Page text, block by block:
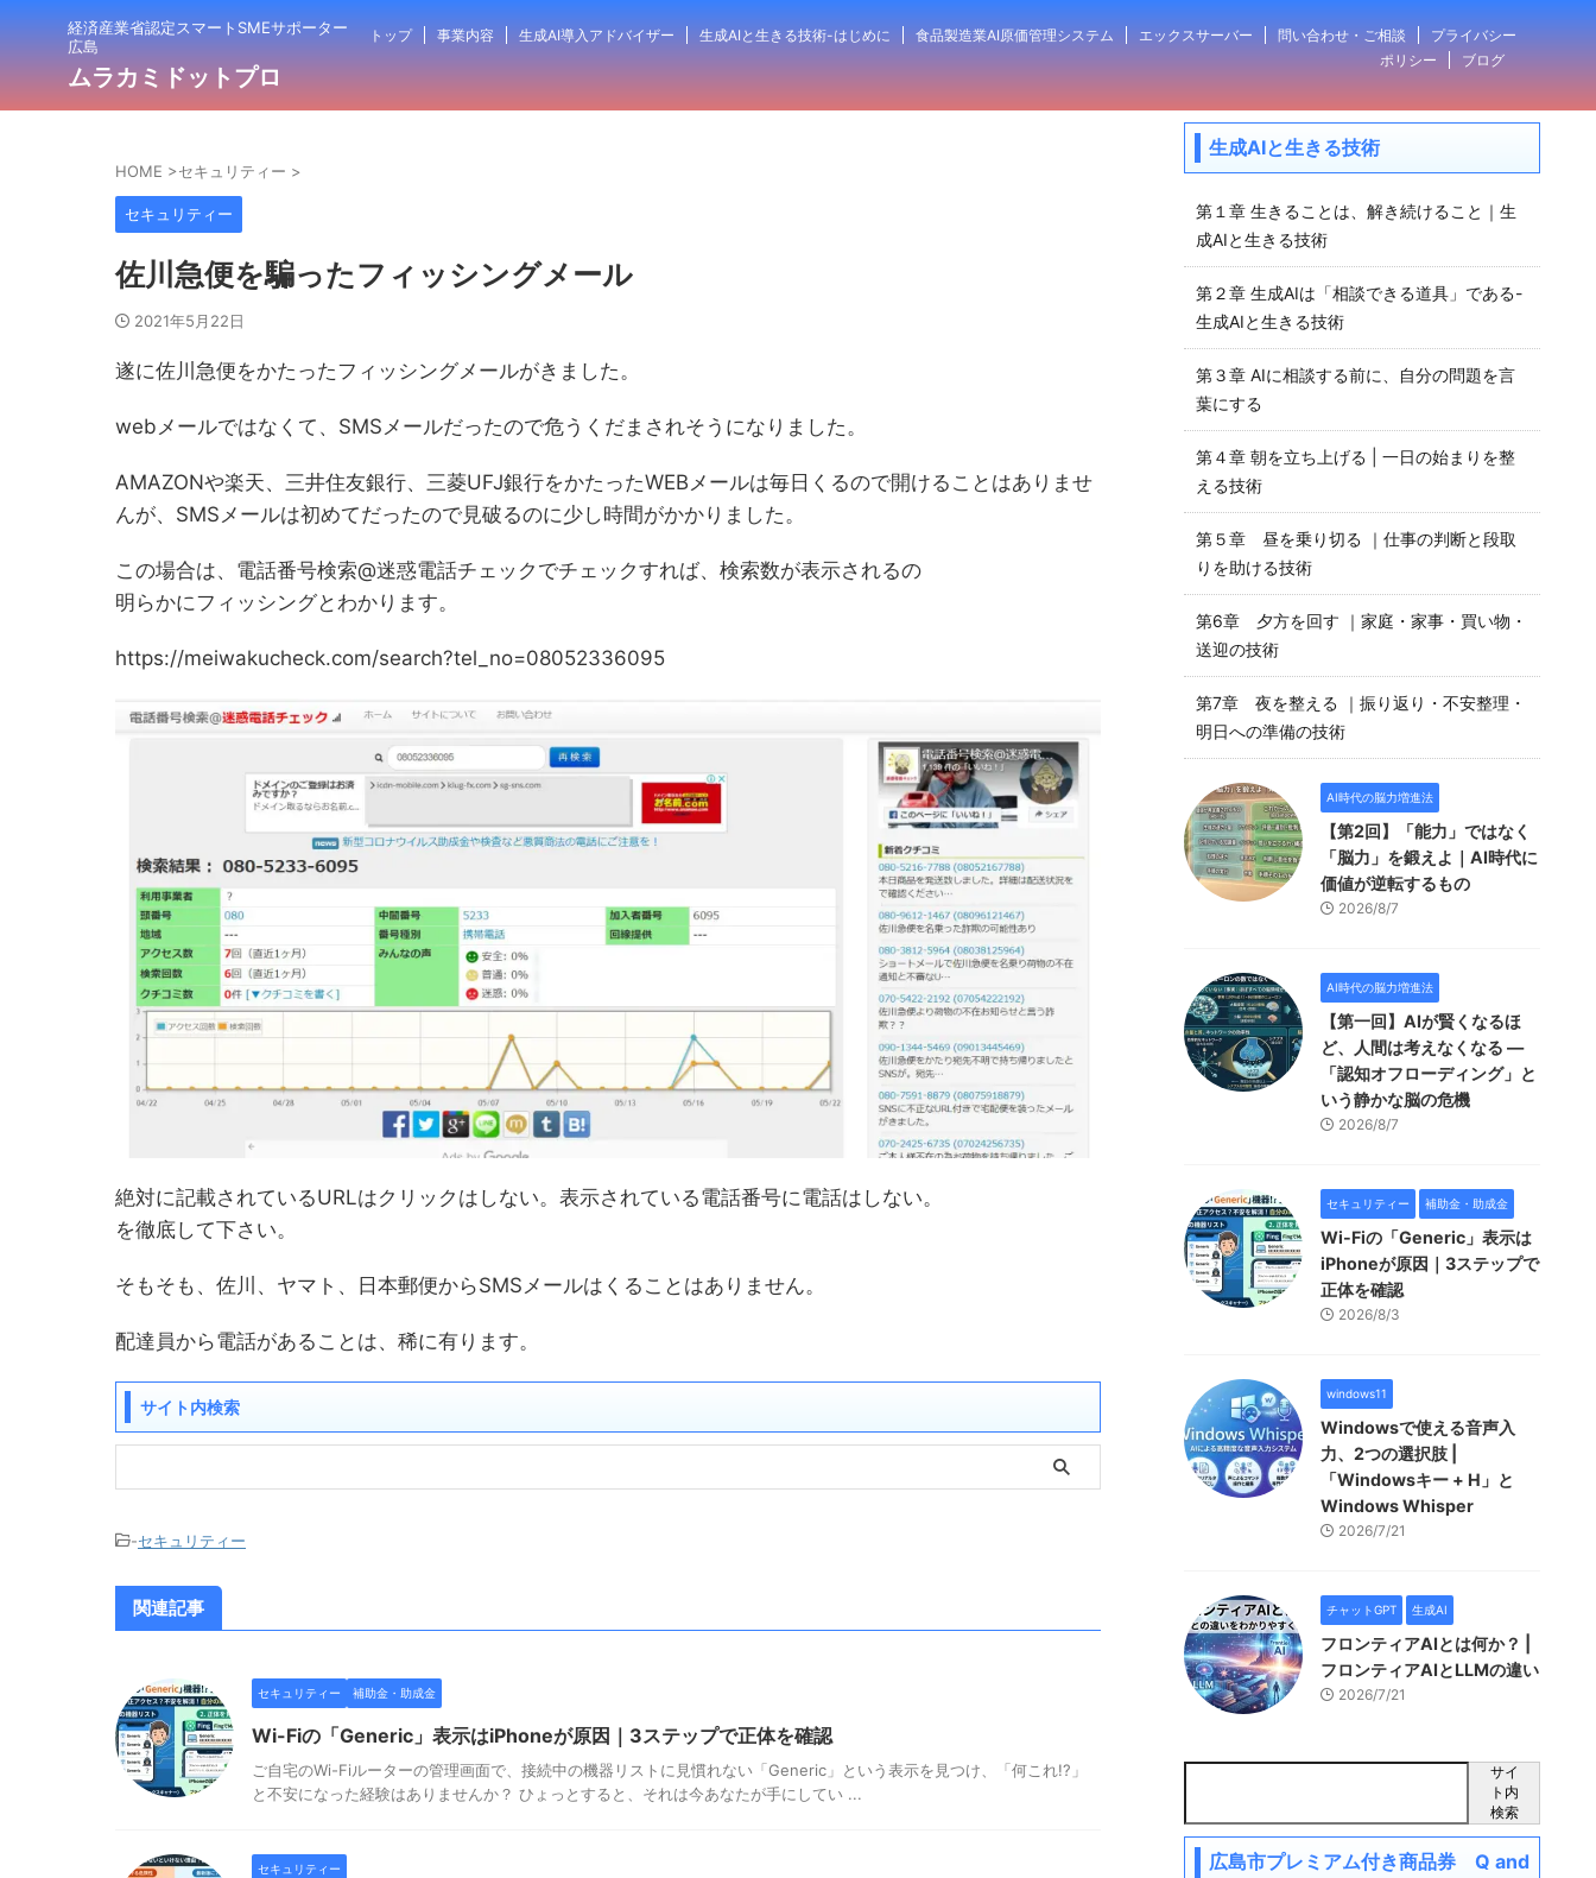
経済産業省認定スマートSMEサポーター
広島
ムラカミドットプロ
トップ 事業内容 生成AI導入アドバイザー 生成AIと生きる技術-はじめに 食品製造業AI原価管理システム エックスサーバー 問い合わせ・ご相談
プライバシー
ポリシー
ブログ
HOME >セキュリティー >
セキュリティー
佐川急便を騙ったフィッシングメール
2021年5月22日
遂に佐川急便をかたったフィッシングメールがきました。
webメールではなくて、SMSメールだったので危うくだまされそうになりました。
AMAZONや楽天、三井住友銀行、三菱UFJ銀行をかたったWEBメールは毎日くるので開けることはありませ
んが、SMSメールは初めてだったので見破るのに少し時間がかかりました。
この場合は、電話番号検索@迷惑電話チェックでチェックすれば、検索数が表示されるの
明らかにフィッシングとわかります。
https://meiwakucheck.com/search?tel_no=08052336095
絶対に記載されているURLはクリックはしない。表示されている電話番号に電話はしない。
を徹底して下さい。
そもそも、佐川、ヤマト、日本郵便からSMSメールはくることはありません。
配達員から電話があることは、稀に有ります。
サイト内検索
-セキュリティー
関連記事
セキュリティー 補助金・助成金
Wi-Fiの「Generic」表示はiPhoneが原因｜3ステップで正体を確認
ご自宅のWi-Fiルーターの管理画面で、接続中の機器リストに見慣れない「Generic」という表示を見つけ、「何これ!?」
と不安になった経験はありませんか？ ひょっとすると、それは今あなたが手にしてい ...
セキュリティー
生成AIと生きる技術
第１章 生きることは、解き続けること｜生
成AIと生きる技術
第２章 生成AIは「相談できる道具」である-
生成AIと生きる技術
第３章 AIに相談する前に、自分の問題を言
葉にする
第４章 朝を立ち上げる | 一日の始まりを整
える技術
第５章 昼を乗り切る ｜仕事の判断と段取
りを助ける技術
第6章 夕方を回す ｜家庭・家事・買い物・
送迎の技術
第7章 夜を整える ｜振り返り・不安整理・
明日への準備の技術
AI時代の脳力増進法
【第2回】「能力」ではなく
「脳力」を鍛えよ｜AI時代に
価値が逆転するもの
2026/8/7
AI時代の脳力増進法
【第一回】AIが賢くなるほ
ど、人間は考えなくなる —
「認知オフローディング」と
いう静かな脳の危機
2026/8/7
セキュリティー 補助金・助成金
Wi-Fiの「Generic」表示は
iPhoneが原因｜3ステップで
正体を確認
2026/8/3
windows11
Windowsで使える音声入
力、2つの選択肢 |
「Windowsキー + H」と
Windows Whisper
2026/7/21
チャットGPT 生成AI
フロンティアAIとは何か？ |
フロンティアAIとLLMの違い
2026/7/21
サイ
ト内
検索
広島市プレミアム付き商品券 Q and